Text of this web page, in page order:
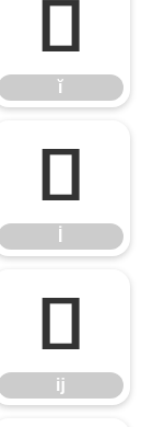
ĭ
ĭ
İ
ĳ
ĳ